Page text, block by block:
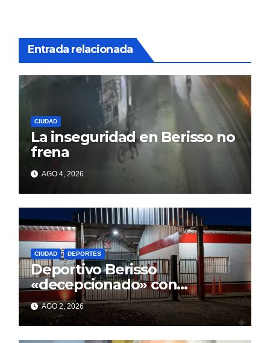
Entrada relacionada
CIUDAD
La inseguridad en Berisso no
frena
AGO 4, 2026
CIUDAD DEPORTES
Deportivo Berisso
«decepcionado» con
Cagliardi y sus promesas
incumplidas
AGO 2, 2026